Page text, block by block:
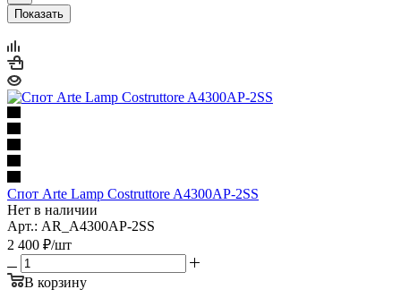
Показать
Спот Arte Lamp Costruttore A4300AP-2SS
Нет в наличии
Арт.: AR_A4300AP-2SS
2 400 ₽/шт
В корзину